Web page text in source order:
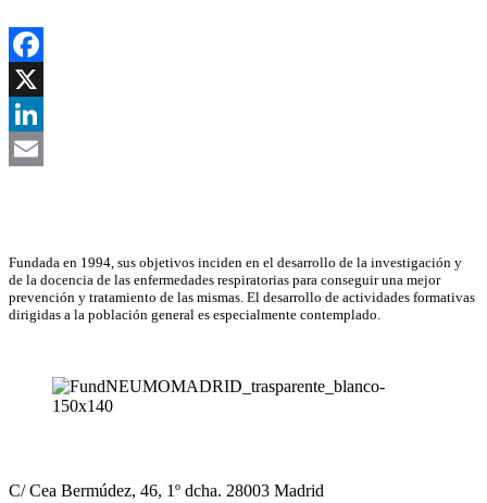
Facebook
X
LinkedIn
Fundada en 1994, sus objetivos inciden en el desarrollo de la investigación y
de la docencia de las enfermedades respiratorias para conseguir una mejor
prevención y tratamiento de las mismas. El desarrollo de actividades formativas
dirigidas a la población general es especialmente contemplado.
C/ Cea Bermúdez, 46, 1º dcha. 28003 Madrid